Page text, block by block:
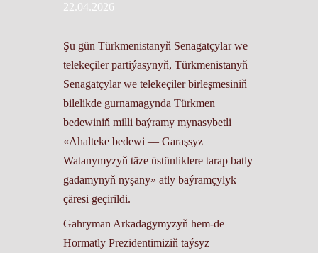
22.04.2026
Şu gün Türkmenistanyň Senagatçylar we
telekeçiler partiýasynyň, Türkmenistanyň
Senagatçylar we telekeçiler birleşmesiniň
bilelikde gurnamagynda Türkmen
bedewiniň milli baýramy mynasybetli
«Ahalteke bedewi –– Garaşsyz
Watanymyzyň täze üstünliklere tarap batly
gadamynyň nyşany» atly baýramçylyk
çäresi geçirildi.
Gahryman Arkadagymyzyň hem-de
Hormatly Prezidentimiziň taýsyz